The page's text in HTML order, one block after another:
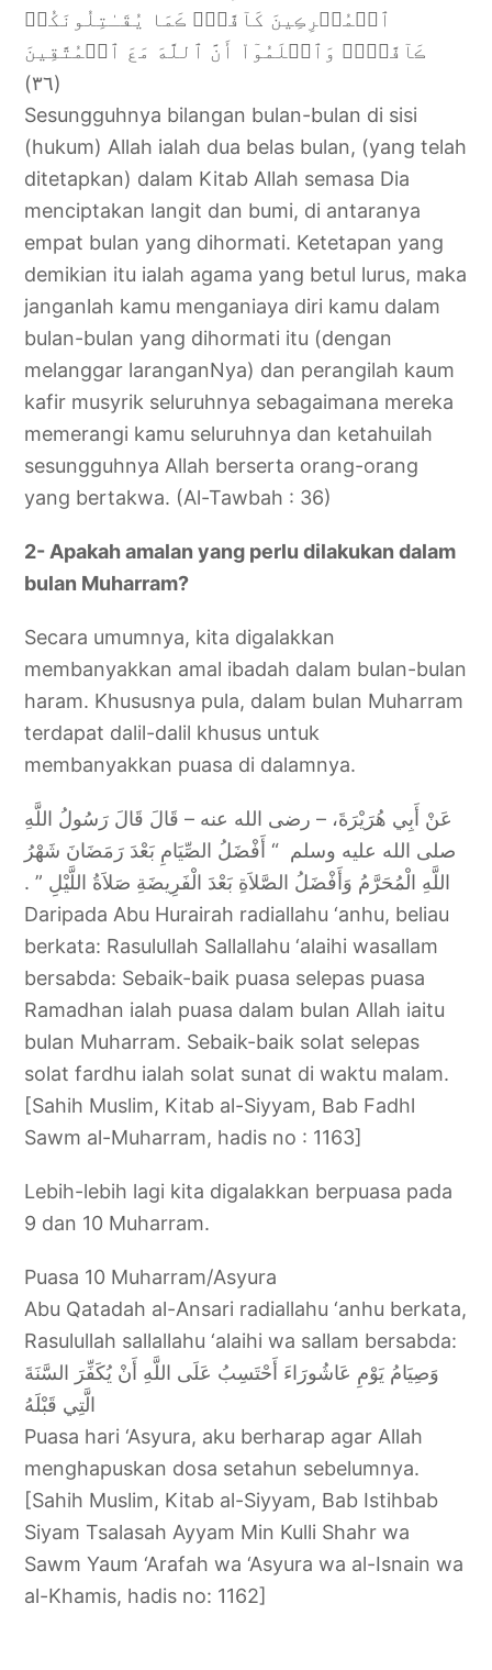
ٱلۡمُشۡرِڪِينَ كَآفَّةً۬ ڪَمَا يُقَـٰتِلُونَكُمۡ
ڪَآفَّةً۬‌ۚ وَٱعۡلَمُوٓاْ أَنَّ ٱللَّهَ مَعَ ٱلۡمُتَّقِينَ
(٣٦)
Sesungguhnya bilangan bulan-bulan di sisi
(hukum) Allah ialah dua belas bulan, (yang telah
ditetapkan) dalam Kitab Allah semasa Dia
menciptakan langit dan bumi, di antaranya
empat bulan yang dihormati. Ketetapan yang
demikian itu ialah agama yang betul lurus, maka
janganlah kamu menganiaya diri kamu dalam
bulan-bulan yang dihormati itu (dengan
melanggar laranganNya) dan perangilah kaum
kafir musyrik seluruhnya sebagaimana mereka
memerangi kamu seluruhnya dan ketahuilah
sesungguhnya Allah berserta orang-orang
yang bertakwa. (Al-Tawbah : 36)
2- Apakah amalan yang perlu dilakukan dalam
bulan Muharram?
Secara umumnya, kita digalakkan
membanyakkan amal ibadah dalam bulan-bulan
haram. Khususnya pula, dalam bulan Muharram
terdapat dalil-dalil khusus untuk
membanyakkan puasa di dalamnya.
عَنْ أَبِي هُرَيْرَةَ، – رضى الله عنه – قَالَ قَالَ رَسُولُ اللَّهِ
صلى الله عليه وسلم ‏ “‏ أَفْضَلُ الصِّيَامِ بَعْدَ رَمَضَانَ شَهْرُ
اللَّهِ الْمُحَرَّمُ وَأَفْضَلُ الصَّلاَةِ بَعْدَ الْفَرِيضَةِ صَلاَةُ اللَّيْلِ ‏”‏ ‏.‏
Daripada Abu Hurairah radiallahu ‘anhu, beliau
berkata: Rasulullah Sallallahu ‘alaihi wasallam
bersabda: Sebaik-baik puasa selepas puasa
Ramadhan ialah puasa dalam bulan Allah iaitu
bulan Muharram. Sebaik-baik solat selepas
solat fardhu ialah solat sunat di waktu malam.
[Sahih Muslim, Kitab al-Siyyam, Bab Fadhl
Sawm al-Muharram, hadis no : 1163]
Lebih-lebih lagi kita digalakkan berpuasa pada
9 dan 10 Muharram.
Puasa 10 Muharram/Asyura
Abu Qatadah al-Ansari radiallahu ‘anhu berkata,
Rasulullah sallallahu ‘alaihi wa sallam bersabda:
وَصِيَامُ يَوْمِ عَاشُورَاءَ أَحْتَسِبُ عَلَى اللَّهِ أَنْ يُكَفِّرَ السَّنَةَ
الَّتِي قَبْلَهُ
Puasa hari ‘Asyura, aku berharap agar Allah
menghapuskan dosa setahun sebelumnya.
[Sahih Muslim, Kitab al-Siyyam, Bab Istihbab
Siyam Tsalasah Ayyam Min Kulli Shahr wa
Sawm Yaum ‘Arafah wa ‘Asyura wa al-Isnain wa
al-Khamis, hadis no: 1162]